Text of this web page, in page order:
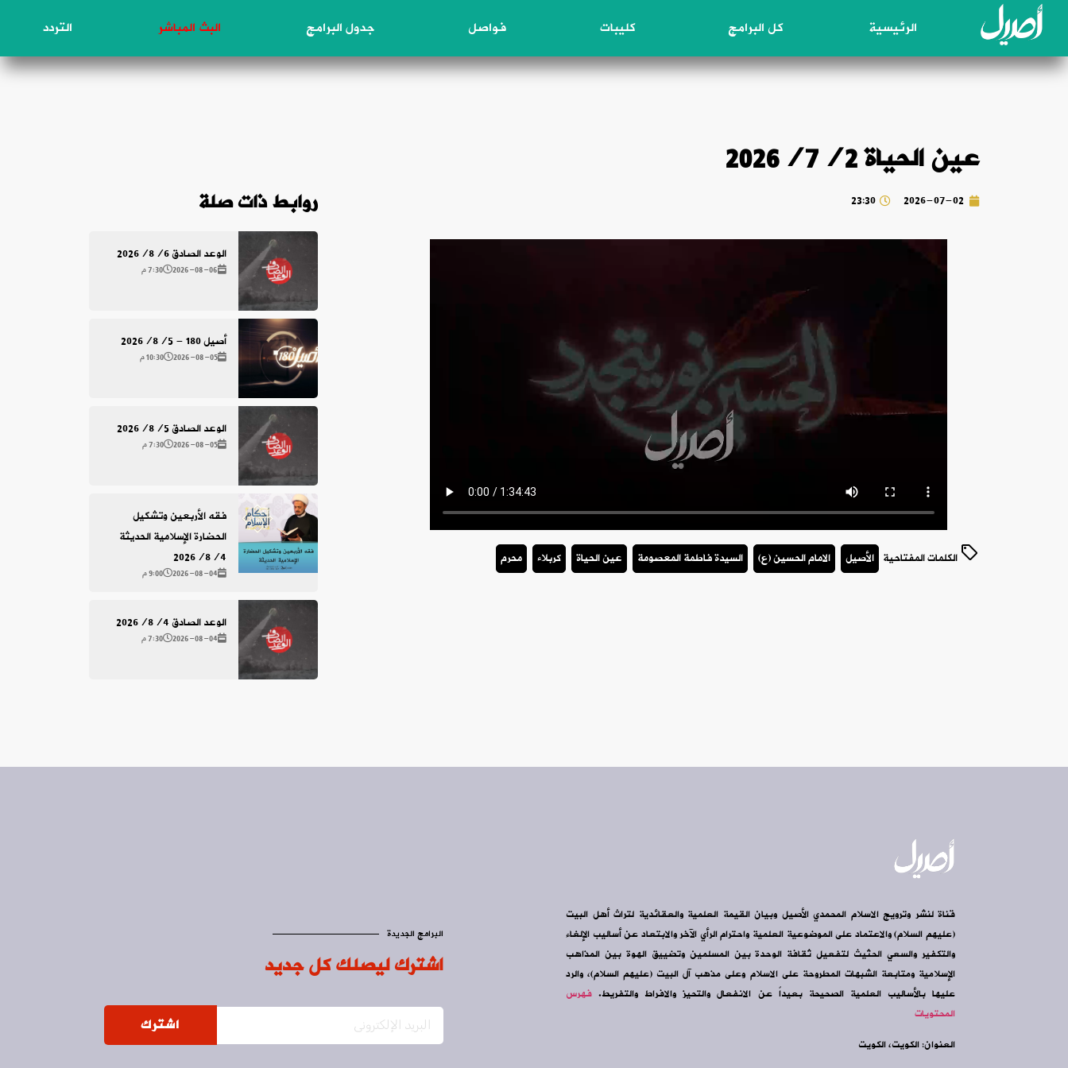
الرئيسية كل البرامج كليبات فواصل جدول البرامج البث المباشر التردد
عين الحياة 2026/7/2
2026-07-02
23:30
الكلمات المفتاحية الأصيل الامام الحسين (ع) السيدة فاطمة المعصومة عين الحياة كربلاء محرم
روابط ذات صلة
الوعد الصادق 2026/8/6
2026-08-06 7:30 م
أصيل 180 - 2026/8/5
2026-08-05 10:30 م
الوعد الصادق 2026/8/5
2026-08-05 7:30 م
فقه الأربعين وتشكيل
الحضارة الإسلامية الحديثة
2026/8/4
2026-08-04 9:00 م
الوعد الصادق 2026/8/4
2026-08-04 7:30 م
قناة لنشر وترويج الاسلام المحمدي الأصيل وبيان القيمة العلمية والعقائدية لتراث أهل البيت
(عليهم السلام) والاعتماد على الموضوعية العلمية واحترام الرأي الآخر والابتعاد عن أساليب الإلغاء
والتكفير والسعي الحثيث لتفعيل ثقافة الوحدة بين المسلمين وتضييق الهوة بين المذاهب
الإسلامية ومتابعة الشبهات المطروحة على الاسلام وعلى مذهب آل البيت (عليهم السلام)، والرد
عليها بالأساليب العلمية الصحيحة بعيداً عن الانفعال والتحيز والافراط والتفريط. فهرس
المحتويات
العنوان: الكويت، الكويت
البرامج الجديدة
اشترك ليصلك كل جديد
اشترك